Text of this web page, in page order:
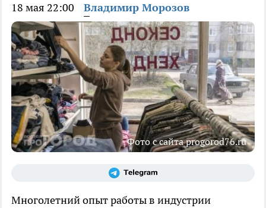
18 мая 22:00 Владимир Морозов
Фото с сайта progorod76.ru
Многолетний опыт работы в индустрии